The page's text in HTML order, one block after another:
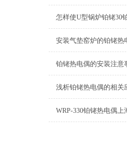
铂铑热电偶的安装注意
浅析铂铑热电偶的相关